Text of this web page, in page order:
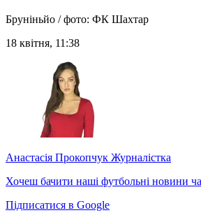
Бруніньйо / фото: ФК Шахтар
18 квітня, 11:38
Анастасія Прокопчук Журналістка
Хочеш бачити наші футбольні новини
Підписатися в Google